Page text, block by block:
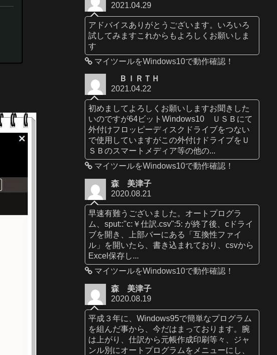
2021.04.29
アドバイスありがとうございます。いろいろ
試してみますこれからもよろしくお願いしま
す
マイツールをWindows10で動作確認！
ＢＩＲＴＨ
2021.04.22
初めましてよろしくお願いしますお聞きした
いのですが64ビットWindows10 ＵＳＢにて
外付けフロッピーディスクドライブをつない
で使用していますがこの外付けドライブをＵ
ＳＢのスマートメディア等の他の...
マイツールをWindows10で動作確認！
森 美津子
2020.08.21
早速有難うございました。オートプログラ
ム、sput::"c:￥仕訳.csv":5: が終了後、cドライ
ブを開き、上部バーにある「互換性ファイ
ル」を開いたら、書き込まれており、csvから
Excel保存し...
マイツールをWindows10で動作確認！
森 美津子
2020.08.19
平成３年に、Windows95で簡単なプログラム
を組んだ事から、今だはまっております。腕
は上がり、仕訳から元帳作成印刷等々、ジャ
ンル別にオートプログラムをメニューにし、